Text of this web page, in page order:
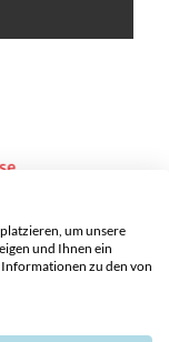
um unsere
und Ihnen ein
zu den von